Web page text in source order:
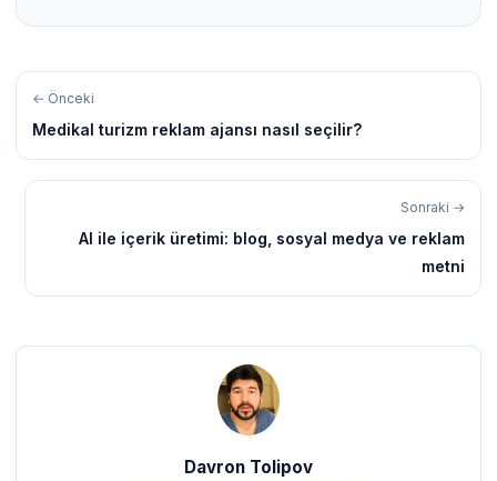
← Önceki
Medikal turizm reklam ajansı nasıl seçilir?
Sonraki →
AI ile içerik üretimi: blog, sosyal medya ve reklam
metni
Davron Tolipov